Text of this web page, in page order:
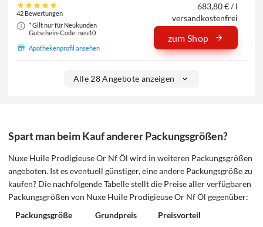
42 Bewertungen
* Gilt nur für Neukunden
Gutschein-Code: neu10
Apothekenprofil ansehen
683,80 € / l
versandkostenfrei
zum Shop
Alle 28 Angebote anzeigen
Spart man beim Kauf anderer Packungsgrößen?
Nuxe Huile Prodigieuse Or Nf Öl wird in weiteren Packungsgrößen
angeboten. Ist es eventuell günstiger, eine andere Packungsgröße zu
kaufen? Die nachfolgende Tabelle stellt die Preise aller verfügbaren
Packungsgrößen von Nuxe Huile Prodigieuse Or Nf Öl gegenüber:
Packungsgröße
Grundpreis Preisvorteil